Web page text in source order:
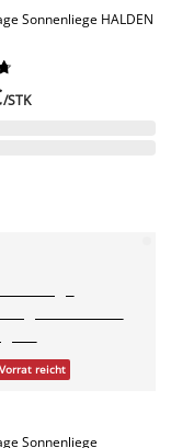
Sonnenliege HALDEN
/STK
reicht
Sonnenliege